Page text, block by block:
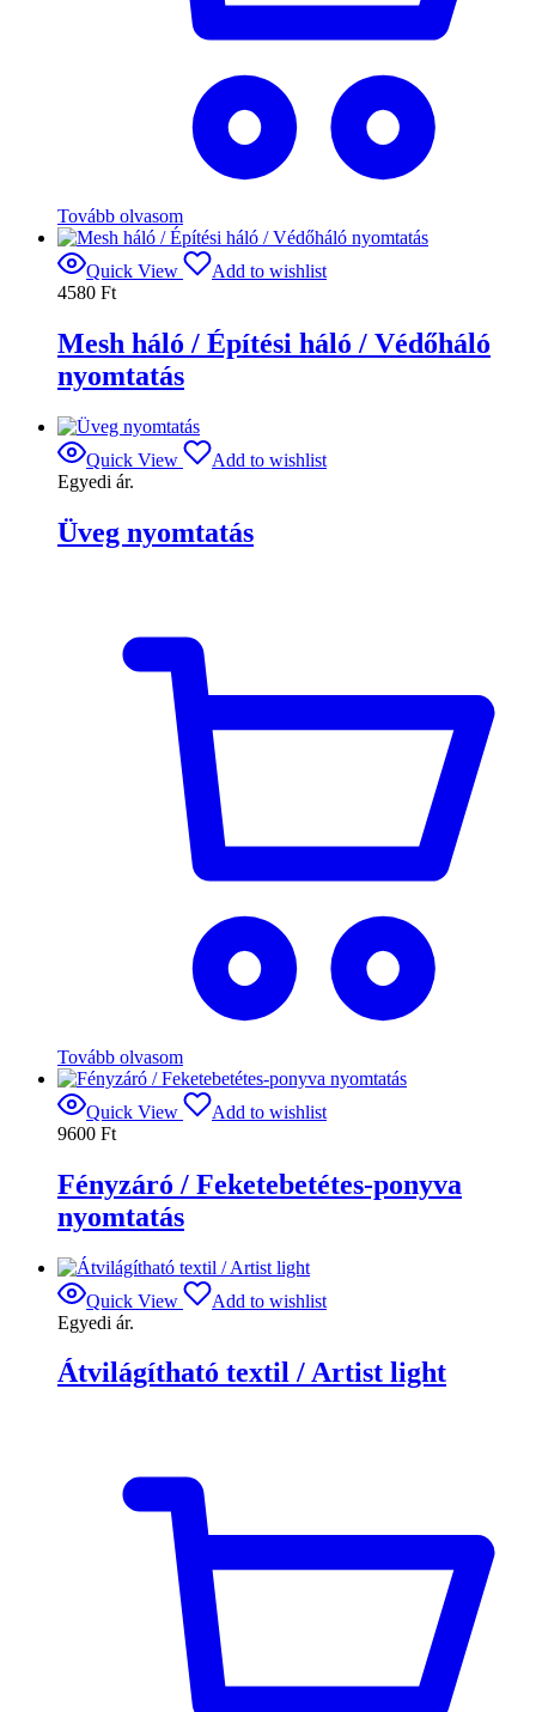
Tovább olvasom
Quick View
Add to wishlist
4580 Ft
Mesh háló / Építési háló / Védőháló
nyomtatás
Quick View
Add to wishlist
Egyedi ár.
Üveg nyomtatás
Tovább olvasom
Quick View
Add to wishlist
9600 Ft
Fényzáró / Feketebetétes-ponyva
nyomtatás
Quick View
Add to wishlist
Egyedi ár.
Átvilágítható textil / Artist light